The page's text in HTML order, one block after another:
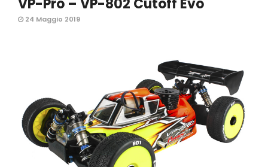
24 Maggio 2019